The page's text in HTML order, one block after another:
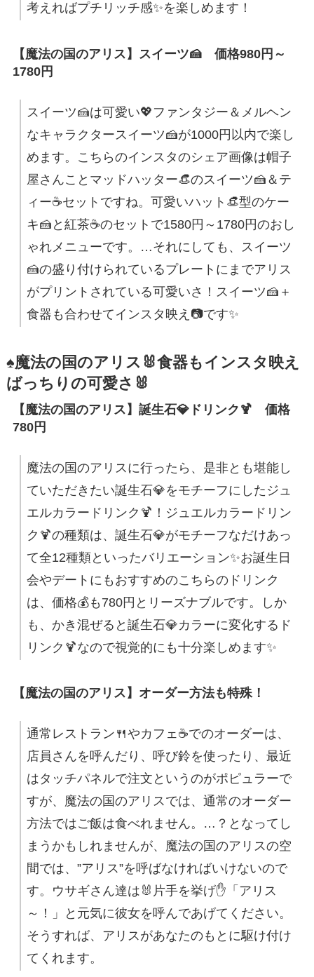
考えればプチリッチ感✨を楽しめます！
【魔法の国のアリス】スイーツ🍰 価格980円～
1780円
スイーツ🍰は可愛い💖ファンタジー＆メルヘン
なキャラクタースイーツ🍰が1000円以内で楽し
めます。こちらのインスタのシェア画像は帽子
屋さんことマッドハッター👒のスイーツ🍰＆テ
ィー☕セットですね。可愛いハット👒型のケー
キ🍰と紅茶☕のセットで1580円～1780円のおし
ゃれメニューです。…それにしても、スイーツ
🍰の盛り付けられているプレートにまでアリス
がプリントされている可愛いさ！スイーツ🍰＋
食器も合わせてインスタ映え📷です✨
♠魔法の国のアリス🐰食器もインスタ映え
ばっちりの可愛さ🐰
【魔法の国のアリス】誕生石💎ドリンク🍹 価格
780円
魔法の国のアリスに行ったら、是非とも堪能し
ていただきたい誕生石💎をモチーフにしたジュ
エルカラードリンク🍹！ジュエルカラードリン
ク🍹の種類は、誕生石💎がモチーフなだけあっ
て全12種類といったバリエーション✨お誕生日
会やデートにもおすすめのこちらのドリンク
は、価格💰も780円とリーズナブルです。しか
も、かき混ぜると誕生石💎カラーに変化するド
リンク🍹なので視覚的にも十分楽しめます✨
【魔法の国のアリス】オーダー方法も特殊！
通常レストラン🍴やカフェ☕でのオーダーは、
店員さんを呼んだり、呼び鈴を使ったり、最近
はタッチパネルで注文というのがポピュラーで
すが、魔法の国のアリスでは、通常のオーダー
方法ではご飯は食べれません。…？となってし
まうかもしれませんが、魔法の国のアリスの空
間では、”アリス”を呼ばなければいけないので
す。ウサギさん達は🐰片手を挙げ✋「アリス
～！」と元気に彼女を呼んであげてください。
そうすれば、アリスがあなたのもとに駆け付け
てくれます。